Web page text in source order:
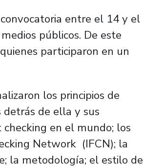
entre el 14 y el
públicos. De este
participaron en un
los principios de
detrás de ella y sus
en el mundo; los
Network (IFCN); la
la metodología; el estilo de